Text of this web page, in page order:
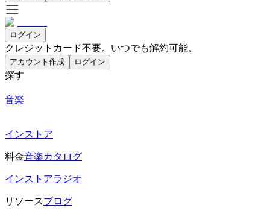
ログイン
クレジットカード不要。いつでも解約可能。
アカウント作成 ログイン
探す
音楽
インストア
料金音楽カタログ
インストアラジオ
リソースブログ